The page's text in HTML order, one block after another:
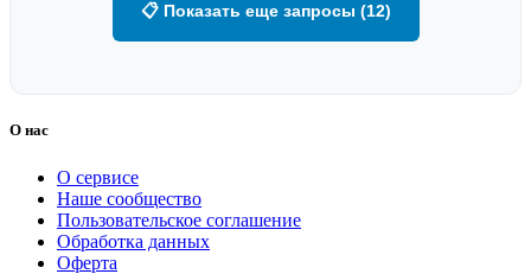
📋 Показать еще запросы (12)
О нас
О сервисе
Наше сообщество
Пользовательское соглашение
Обработка данных
Оферта